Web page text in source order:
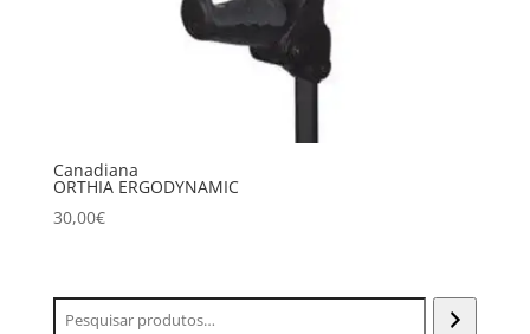
Canadiana
ORTHIA ERGODYNAMIC
30,00€